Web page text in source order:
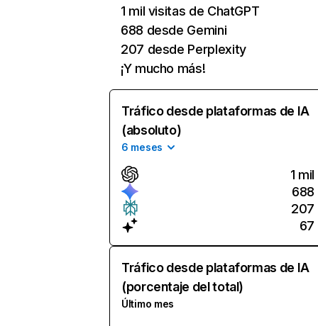
1 mil visitas de ChatGPT
688 desde Gemini
207 desde Perplexity
¡Y mucho más!
Tráfico desde plataformas de IA
(absoluto)
6 meses
1 mil
688
207
67
Tráfico desde plataformas de IA
(porcentaje del total)
Último mes